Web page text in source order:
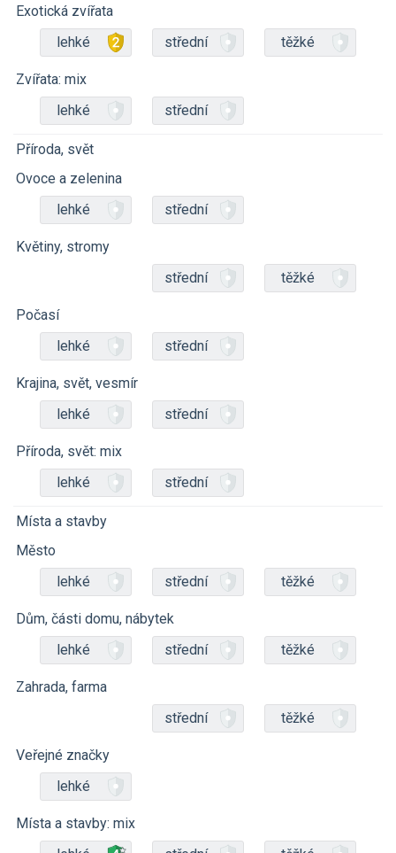
Exotická zvířata
lehké
střední těžké
Zvířata: mix
lehké
střední
Příroda, svět
Ovoce a zelenina
lehké
střední
Květiny, stromy
střední
těžké
Počasí
lehké
střední
Krajina, svět, vesmír
lehké
střední
Příroda, svět: mix
lehké
střední
Místa a stavby
Město
lehké
střední těžké
Dům, části domu, nábytek
lehké
střední těžké
Zahrada, farma
střední
těžké
Veřejné značky
lehké
Místa a stavby: mix